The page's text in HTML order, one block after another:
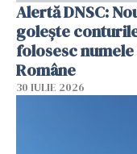
Alertă DNSC:
golește
folosesc
Române
30 IULIE 2026